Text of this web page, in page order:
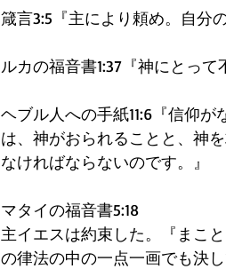
箴言3:5『主により頼め。自分
ルカの福音書1:37『神にとっ
ヘブル人への手紙11:6『信仰
は、神がおられることと、神
なければならないのです。』
マタイの福音書5:18
主イエスは約束した。『まこ
の律法の中の一点一画でも決